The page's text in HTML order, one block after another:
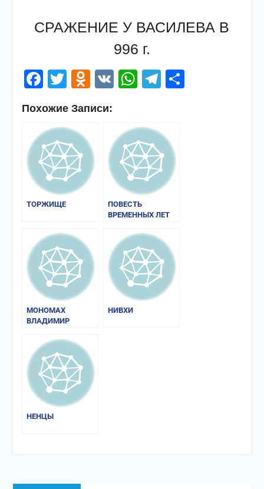
СРАЖЕНИЕ У ВАСИЛЕВА В
996 г.
Facebook
Twitter
Odnoklassniki
VKWhatsApp
Telegram
Похожие Записи:
ТОРЖИЩЕ
ПОВЕСТЬ
ВРЕМЕННЫХ ЛЕТ
МОНОМАХ
ВЛАДИМИР
НИВХИ
НЕНЦЫ
Навигация